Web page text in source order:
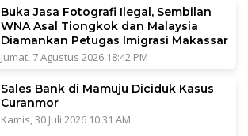
Buka Jasa Fotografi Ilegal, Sembilan
WNA Asal Tiongkok dan Malaysia
Diamankan Petugas Imigrasi Makassar
Jumat, 7 Agustus 2026 18:42 PM
Sales Bank di Mamuju Diciduk Kasus
Curanmor
Kamis, 30 Juli 2026 10:31 AM